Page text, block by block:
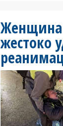
Женщина
жестоко